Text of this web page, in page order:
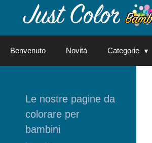
Benvenuto Novità Categorie
Le nostre pagine da
colorare per
bambini